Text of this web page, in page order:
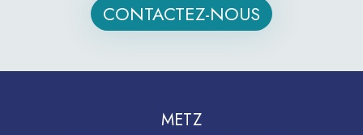
CONTACTEZ-NOUS
METZ